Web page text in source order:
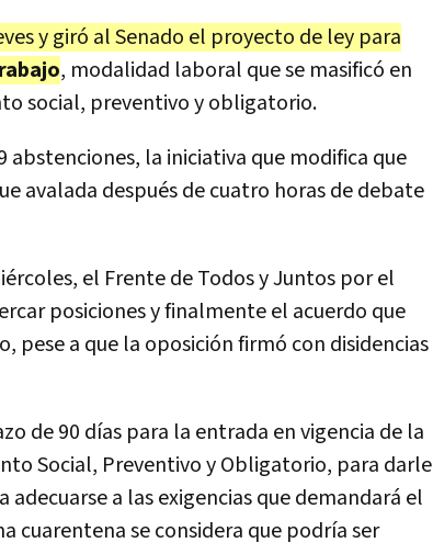
y giró al Senado el proyecto de ley para
, modalidad laboral que se masificó en
social, preventivo y obligatorio.
abstenciones, la iniciativa que modifica que
avalada después de cuatro horas de debate
el Frente de Todos y Juntos por el
posiciones y finalmente el acuerdo que
pese a que la oposición firmó con disidencias
de 90 días para la entrada en vigencia de la
Social, Preventivo y Obligatorio, para darle
a las exigencias que demandará el
cuarentena se considera que podría ser